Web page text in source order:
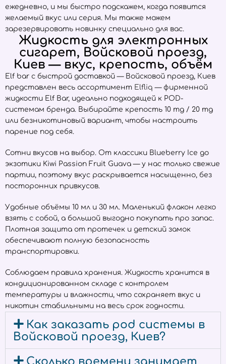
ежедневно, и мы быстро подскажем, когда появится
желаемый вкус или серия. Мы также можем
зарезервировать новинку специально для вас.
Жидкость для электронных
сигарет, Войсковой проезд,
Киев — вкус, крепость, объём
Elf bar с быстрой доставкой — Войсковой проезд, Киев
представлен весь ассортимент Elfliq — фирменной
жидкости Elf Bar, идеально подходящей к POD-
системам бренда. Выбирайте крепость 10 mg / 20 mg
или безникотиновый вариант, чтобы настроить
парение под себя.
Сотни вкусов на выбор. От классики Blueberry Ice до
экзотики Kiwi Passion Fruit Guava — у нас только свежие
партии, поэтому вкус раскрывается насыщенно, без
посторонних привкусов.
Удобные объёмы 10 мл и 30 мл. Маленький флакон легко
взять с собой, а большой выгодно покупать про запас.
Плотная защита от протечек и детский замок
обеспечивают полную безопасность
транспортировки.
Соблюдаем правила хранения. Жидкость хранится в
кондиционированном складе с контролем
температуры и влажности, что сохраняет вкус и
никотин стабильными на весь срок годности.
Как заказать pod системы в
Войсковой проезд, Киев?
Сколько времени занимает